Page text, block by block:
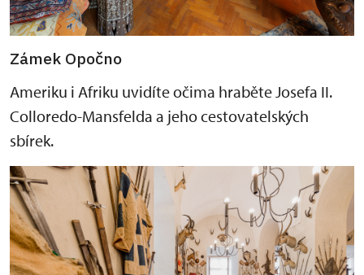
Zámek Opočno
Ameriku i Afriku uvidíte očima hraběte Josefa II.
Colloredo-Mansfelda a jeho cestovatelských
sbírek.